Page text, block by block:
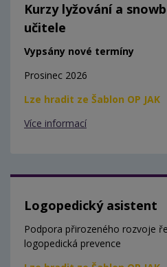
Kurzy lyžování a
učitele
Vypsány nové termíny
Prosinec 2026
Lze hradit ze Šablon OP JAK
Více informací
Logopedický asistent
Podpora přirozeného rozvoje
logopedická prevence